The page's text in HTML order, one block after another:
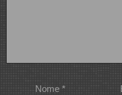
Nome *